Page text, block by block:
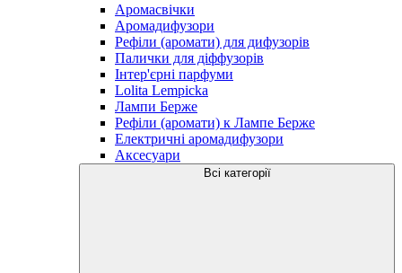
Аромасвічки
Аромадифузори
Рефіли (аромати) для дифузорів
Палички для діффузорiв
Iнтер'єрні парфуми
Lolita Lempicka
Лампи Берже
Рефіли (аромати) к Лампе Берже
Електричні аромадифузори
Аксесуари
Всі категорії